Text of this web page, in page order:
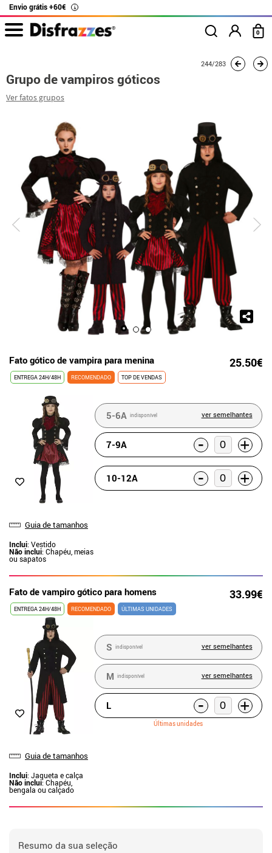
Envio grátis +60€ i
0
Grupo de vampiros góticos244/283
Grupo de vampiros góticos
Ver fatos grupos
Fato gótico de vampira para menina 25.50€
ENTREGA 24H/48H RECOMENDADO TOP DE VENDAS
Guia de tamanhos
Inclui: Vestido
Não inclui: Chapéu, meias
ou sapatos
5-6A indisponível ver semelhantes
7-9A - +
10-12A - +
Fato de vampiro gótico para homens 33.99€
ENTREGA 24H/48H RECOMENDADO ÚLTIMAS UNIDADES
Guia de tamanhos
Inclui: Jaqueta e calça
Não inclui: Chapéu,
bengala ou calçado
S indisponível ver semelhantes
M indisponível ver semelhantes
L - +
Últimas unidades
Resumo da sua seleção